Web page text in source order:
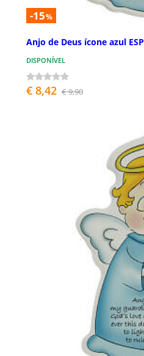
-15%
Anjo de Deus ícone azul ESP
DISPONÍVEL
€ 8,42 € 9,90